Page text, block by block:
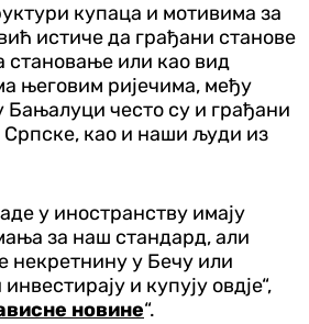
купаца и мотивима за
истиче да грађани станове
становање или као вид
његовим ријечима, међу
Бањалуци често су и грађани
Српске, као и наши људи из
у иностранству имају
за наш стандард, али
некретнину у Бечу или
и купују овдје“,
новине“.